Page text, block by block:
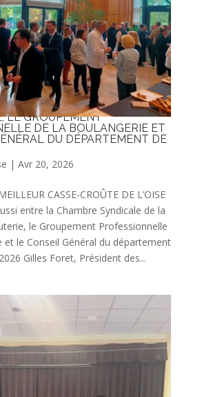
RÉUSSI ENTRE LA
DE LA BOUCHERIE
LE GROUPEMENT
DE LA BOULANGERIE ET
DU DÉPARTEMENT DE
| Avr 20, 2026
CASSE-CROÛTE DE L’OISE
entre la Chambre Syndicale de la
le Groupement Professionnelle
et le Conseil Général du département
Gilles Foret, Président des...